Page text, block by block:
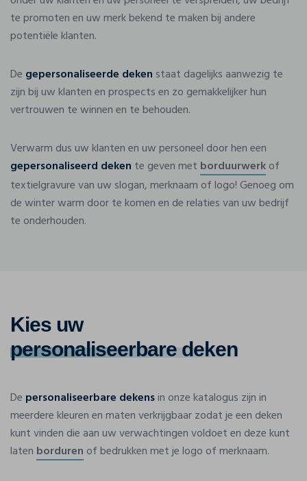
te promoten en uw merk bekend te maken bij andere
potentiële klanten.
De gepersonaliseerde deken staat dagelijks aanwezig te
zijn bij uw klanten en prospects en zo gemakkelijker hun
vertrouwen te winnen en te behouden.
Verwarm dus uw klanten en uw personeel door hen een
gepersonaliseerd deken te geven met borduurwerkof
textielgravure van uw slogan, merknaam of logo! Genoeg om
de winter warm door te komen en de relaties van uw bedrijf
te onderhouden.
Kies uw
personaliseerbare deken
De personaliseerbare dekensin onze katalogus zijn in
meerdere kleuren en maten verkrijgbaar zodat je een deken
kunt vinden die aan uw verwachtingen voldoet en deze kunt
laten borduren of bedrukken met je logo of merknaam.